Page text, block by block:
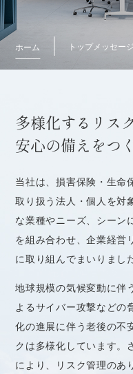
ホーム トップメッセージ
多様化するリス
安心の備えをつ
当社は、損害保険・生命
取り扱う法人・個人を対
な業種やニーズ、シーン
を組み合わせ、企業経営
に取り組んでまいりまし
地球規模の気候変動に伴
よるサイバー攻撃などの
化の進展に伴う老後の不
クは多様化しています。
により、リスク管理のあ